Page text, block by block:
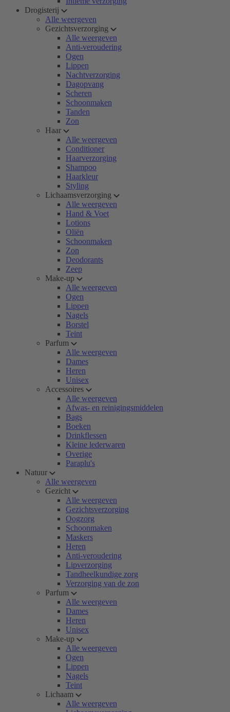
Drogisterij
Alle weergeven
Gezichtsverzorging
Alle weergeven
Anti-veroudering
Ogen
Lippen
Nachtverzorging
Dagopvang
Scheren
Schoonmaken
Tanden
Zon
Haar
Alle weergeven
Conditioner
Haarverzorging
Shampoo
Haarkleur
Styling
Lichaamsverzorging
Alle weergeven
Hand & Voet
Lotions
Oliën
Schoonmaken
Zon
Deodorants
Zeep
Make-up
Alle weergeven
Ogen
Lippen
Nagels
Borstel
Teint
Parfum
Alle weergeven
Dames
Heren
Unisex
Accessoires
Alle weergeven
Afwas- en reinigingsmiddelen
Bags
Boeken
Drinkflessen
Kleine lederwaren
Overige
Paraplu's
Natuur
Alle weergeven
Gezicht
Alle weergeven
Gezichtsverzorging
Oogzorg
Schoonmaken
Maskers
Heren
Anti-veroudering
Lipverzorging
Tandheelkundige zorg
Verzorging van de zon
Parfum
Alle weergeven
Dames
Heren
Unisex
Make-up
Alle weergeven
Ogen
Lippen
Nagels
Teint
Lichaam
Alle weergeven